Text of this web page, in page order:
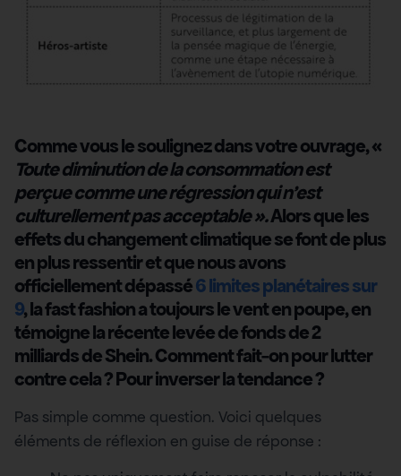
Comme vous le soulignez dans votre ouvrage, «
Toute diminution de la consommation est
perçue comme une régression qui n’est
culturellement pas acceptable ».Alors que les
effets du changement climatique se font de plus
en plus ressentir et que nous avons
officiellement dépassé6 limites planétaires sur
9, la fast fashion a toujours le vent en poupe, en
témoigne la récente levée de fonds de 2
milliards de Shein. Comment fait-on pour lutter
contre cela ? Pour inverser la tendance ?
Pas simple comme question. Voici quelques
éléments de réflexion en guise de réponse :